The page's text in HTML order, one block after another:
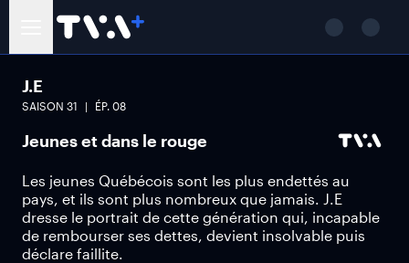
J.E
SAISON 31 ÉP. 08
Jeunes et dans le rouge
Les jeunes Québécois sont les plus endettés au
pays, et ils sont plus nombreux que jamais. J.E
dresse le portrait de cette génération qui, incapable
de rembourser ses dettes, devient insolvable puis
déclare faillite.